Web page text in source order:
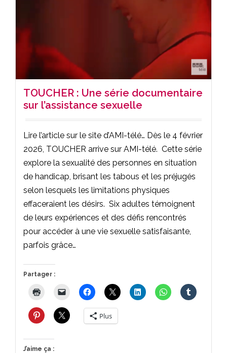
TOUCHER : Une série documentaire
sur l’assistance sexuelle
Lire l’article sur le site d’AMI-télé… Dès le 4 février
2026, TOUCHER arrive sur AMI-télé. Cette série
explore la sexualité des personnes en situation
de handicap, brisant les tabous et les préjugés
selon lesquels les limitations physiques
effaceraient les désirs. Six adultes témoignent
de leurs expériences et des défis rencontrés
pour accéder à une vie sexuelle satisfaisante,
parfois grâce…
Partager :
Plus
J’aime ça :